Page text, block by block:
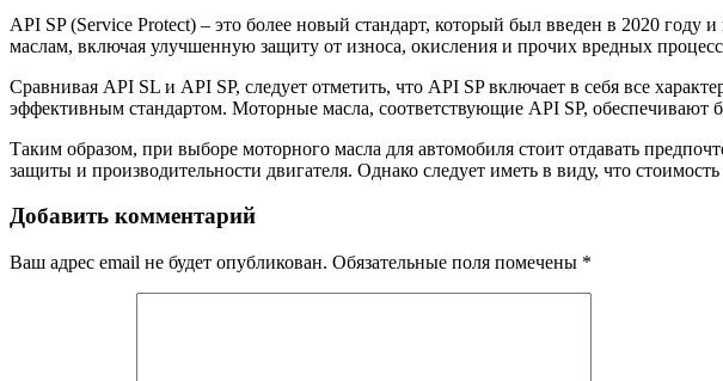
API SP (Service Protect) – это более новый стандарт, который был введен в 2020
маслам, включая улучшенную защиту от износа, окисления и прочих вредных
Сравнивая API SL и API SP, следует отметить, что API SP включает в себя все
эффективным стандартом. Моторные масла, соответствующие API SP,
Таким образом, при выборе моторного масла для автомобиля стоит отдавать
защиты и производительности двигателя. Однако следует иметь в виду, что
Добавить комментарий
Ваш адрес email не будет опубликован. Обязательные поля помечены *